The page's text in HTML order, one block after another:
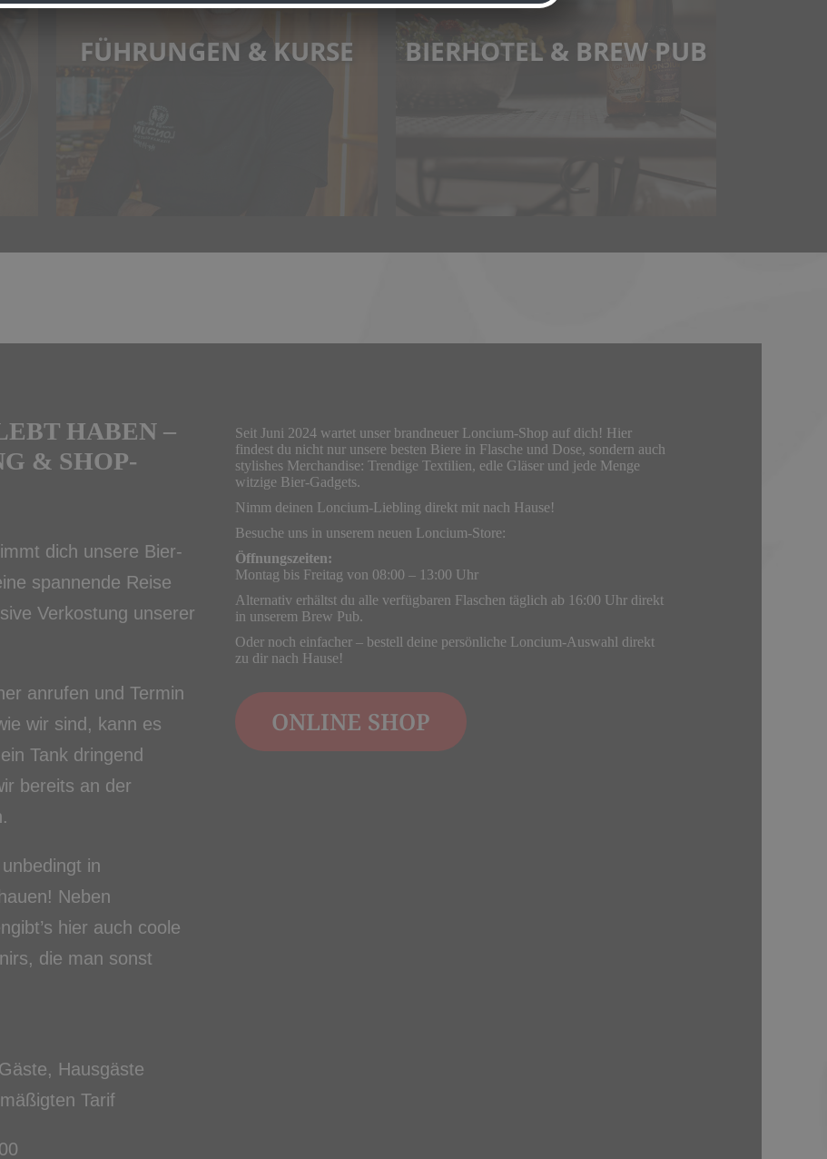
FÜHRUNGEN & KURSE BIERHOTEL & BREW PUB
HABEN –
& SHOP-
dich unsere Bier-
spannende Reise
Verkostung unserer
anrufen und Termin
wir sind, kann es
Tank dringend
bereits an der
in
Neben
hier auch coole
die man sonst
Hausgäste
Tarif
Seit Juni 2024 wartet unser brandneuer Loncium-Shop auf dich! Hier
findest du nicht nur unsere besten Biere in Flasche und Dose, sondern auch
stylishes Merchandise: Trendige Textilien, edle Gläser und jede Menge
witzige Bier-Gadgets.
Nimm deinen Loncium-Liebling direkt mit nach Hause!
Besuche uns in unserem neuen Loncium-Store:
Öffnungszeiten:
Montag bis Freitag von 08:00 – 13:00 Uhr
Alternativ erhältst du alle verfügbaren Flaschen täglich ab 16:00 Uhr direkt
in unserem Brew Pub.
Oder noch einfacher – bestell deine persönliche Loncium-Auswahl direkt
zu dir nach Hause!
ONLINE SHOP